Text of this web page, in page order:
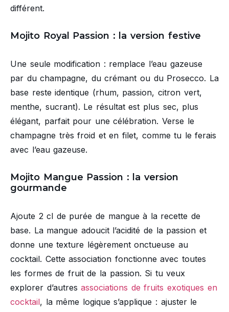
différent.
Mojito Royal Passion : la version festive
Une seule modification : remplace l’eau gazeuse
par du champagne, du crémant ou du Prosecco. La
base reste identique (rhum, passion, citron vert,
menthe, sucrant). Le résultat est plus sec, plus
élégant, parfait pour une célébration. Verse le
champagne très froid et en filet, comme tu le ferais
avec l’eau gazeuse.
Mojito Mangue Passion : la version
gourmande
Ajoute 2 cl de purée de mangue à la recette de
base. La mangue adoucit l’acidité de la passion et
donne une texture légèrement onctueuse au
cocktail. Cette association fonctionne avec toutes
les formes de fruit de la passion. Si tu veux
explorer d’autresassociations de fruits exotiques en
cocktail, la même logique s’applique : ajuster le